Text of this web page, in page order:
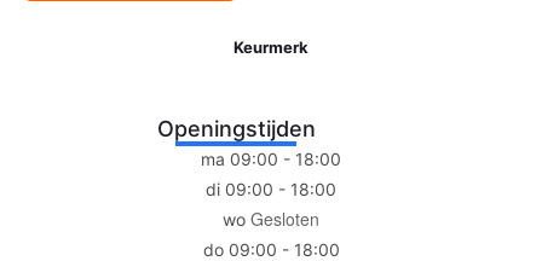
Keurmerk
Openingstijden
ma 09:00 - 18:00
di 09:00 - 18:00
wo Gesloten
do 09:00 - 18:00